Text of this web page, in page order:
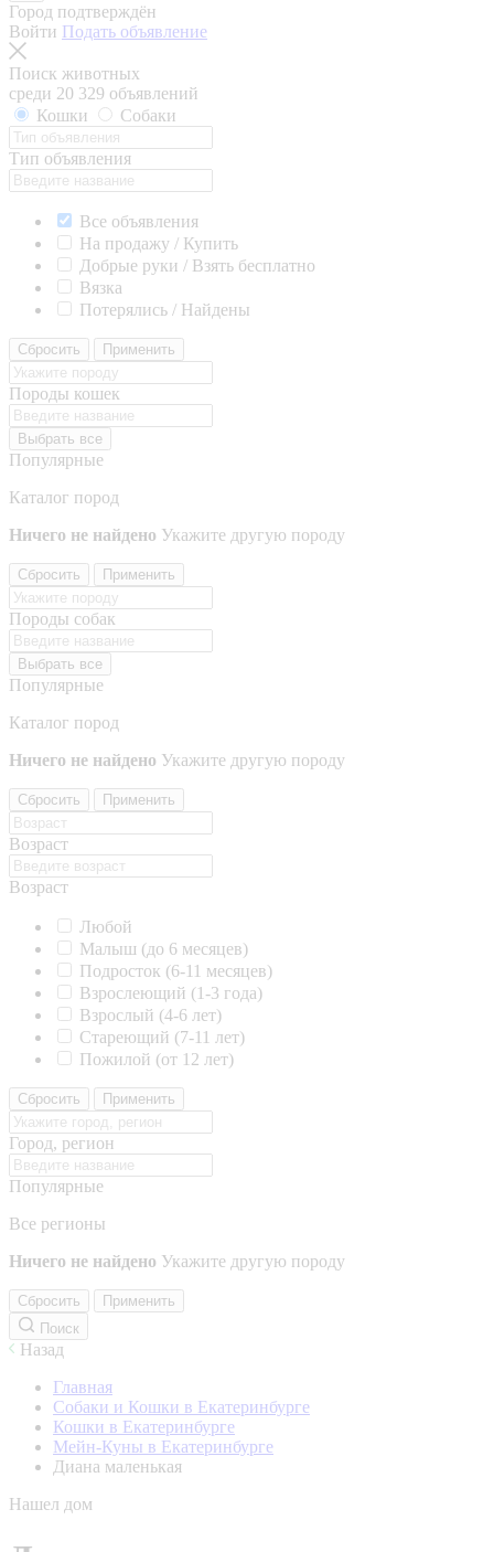
Город подтверждён
Войти Подать объявление
Поиск животных
среди 20 329 объявлений
Кошки
Собаки
Тип объявления
Все объявления
На продажу / Купить
Добрые руки / Взять бесплатно
Вязка
Потерялись / Найдены
Сбросить Применить
Породы кошек
Выбрать все
Популярные
Каталог пород
Ничего не найдено Укажите другую породу
Сбросить Применить
Породы собак
Выбрать все
Популярные
Каталог пород
Ничего не найдено Укажите другую породу
Сбросить Применить
Возраст
Возраст
Любой
Малыш (до 6 месяцев)
Подросток (6-11 месяцев)
Взрослеющий (1-3 года)
Взрослый (4-6 лет)
Стареющий (7-11 лет)
Пожилой (от 12 лет)
Сбросить Применить
Город, регион
Популярные
Все регионы
Ничего не найдено Укажите другую породу
Сбросить
Применить
Поиск
Назад
Главная
Собаки и Кошки в Екатеринбурге
Кошки в Екатеринбурге
Мейн-Куны в Екатеринбурге
Диана маленькая
Нашел дом